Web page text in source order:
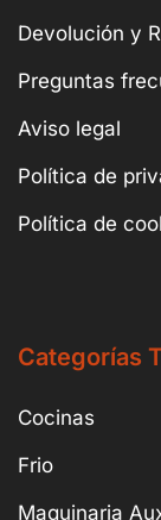
Devolución y
Preguntas
Aviso legal
Política de
Política de
Categorías
Cocinas
Frio
Maquinaria